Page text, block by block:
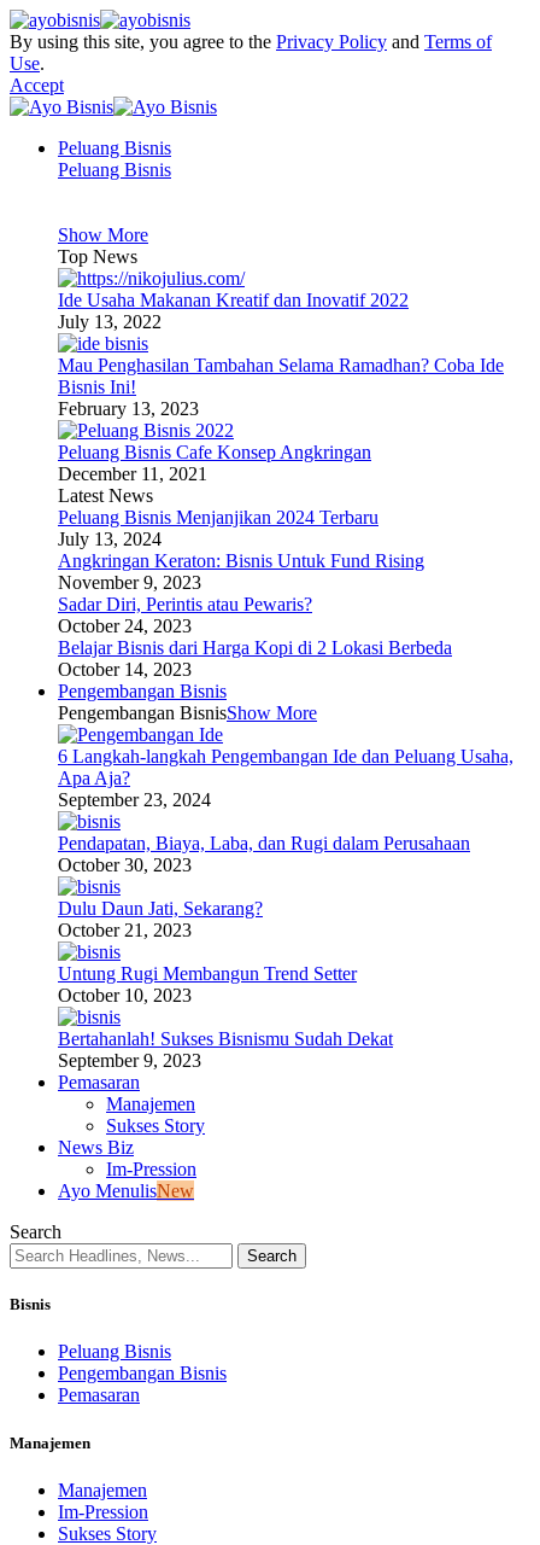
By using this site, you agree to the Privacy Policy and Terms of
Use.
Accept
Peluang Bisnis
Peluang Bisnis
Show More
Top News
Ide Usaha Makanan Kreatif dan Inovatif 2022
July 13, 2022
Mau Penghasilan Tambahan Selama Ramadhan? Coba Ide
Bisnis Ini!
February 13, 2023
Peluang Bisnis Cafe Konsep Angkringan
December 11, 2021
Latest News
Peluang Bisnis Menjanjikan 2024 Terbaru
July 13, 2024
Angkringan Keraton: Bisnis Untuk Fund Rising
November 9, 2023
Sadar Diri, Perintis atau Pewaris?
October 24, 2023
Belajar Bisnis dari Harga Kopi di 2 Lokasi Berbeda
October 14, 2023
Pengembangan Bisnis
Pengembangan BisnisShow More
6 Langkah-langkah Pengembangan Ide dan Peluang Usaha,
Apa Aja?
September 23, 2024
Pendapatan, Biaya, Laba, dan Rugi dalam Perusahaan
October 30, 2023
Dulu Daun Jati, Sekarang?
October 21, 2023
Untung Rugi Membangun Trend Setter
October 10, 2023
Bertahanlah! Sukses Bisnismu Sudah Dekat
September 9, 2023
Pemasaran
Manajemen
Sukses Story
News Biz
Im-Pression
Ayo MenulisNew
Search
Bisnis
Peluang Bisnis
Pengembangan Bisnis
Pemasaran
Manajemen
Manajemen
Im-Pression
Sukses Story